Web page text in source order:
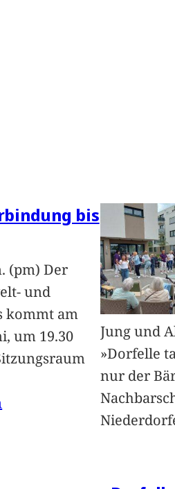
bis
(pm) Der
und
kommt am
um 19.30
Jung und
»Dorfelle
nur der